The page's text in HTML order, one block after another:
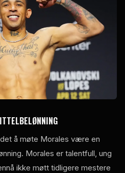
å møte Morales være en
Morales er talentfull, ung
ikke møtt tidligere mestere